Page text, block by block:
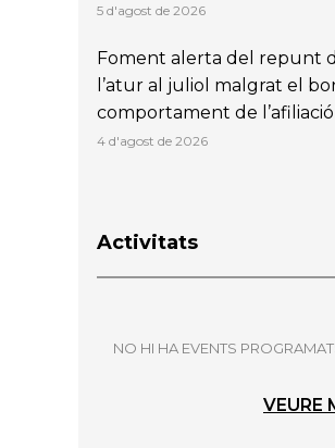
5 d'agost de 2026
Foment alerta del repunt
l’atur al juliol malgrat el
comportament de l’afiliació
4 d'agost de 2026
Activitats
NO HI HA EVENTS
VEURE